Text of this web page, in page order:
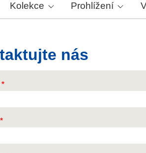
Kolekce Prohlížení
nás